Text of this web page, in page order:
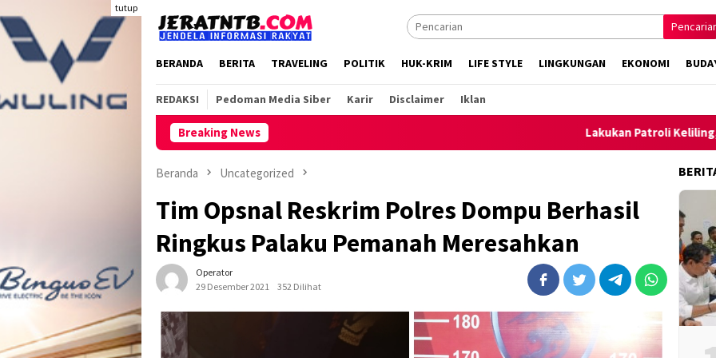
ke
konten
tutup
BERANDA BERITA TRAVELING POLITIK HUK-KRIM LIFE STYLE LINGKUNGAN EKONOMI
REDAKSI Pedoman Media Siber Karir Disclaimer Iklan
Breaking News Lakukan Patroli Keliling, Polsek
Beranda Uncategorized
Tim Opsnal Reskrim Polres Dompu Berhasil
Ringkus Palaku Pemanah Meresahkan
Operator
29 Desember 2021
352 Dilihat